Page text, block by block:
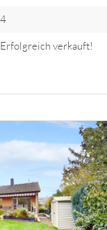
4
Erfolgreich verkauft!